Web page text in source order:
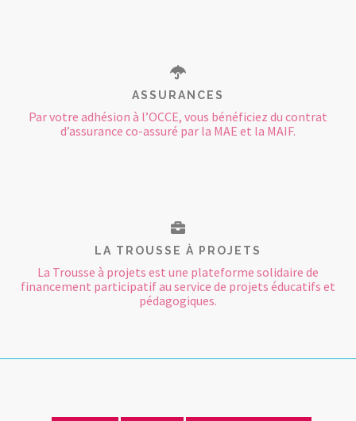
ASSURANCES
Par votre adhésion à l’OCCE, vous bénéficiez du contrat
d’assurance co-assuré par la MAE et la MAIF.
LA TROUSSE À PROJETS
La Trousse à projets est une plateforme solidaire de
financement participatif au service de projets éducatifs et
pédagogiques.